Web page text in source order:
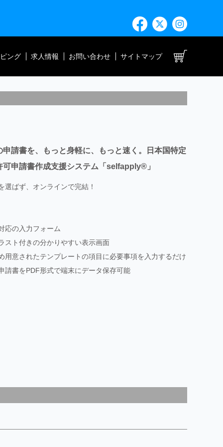
ング 求人情報 お問い合わせ サイトマップ
申請書を、もっと身軽に、もっと速く。日本国特定
可申請書作成支援システム「selfapply®」
選ばず、オンラインで完結！
応の入力フォーム
スト付きの分かりやすい表示画面
用意されたテンプレートの項目に必要事項を入力するだけ
請書をPDF形式で端末にデータ保存可能